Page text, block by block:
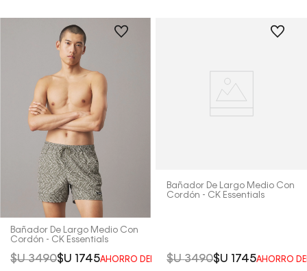
Bañador De Largo Medio Con
Cordón - CK Essentials
$U 3490$U 1745AHORRO DEL 50%
Bañador De Largo Medio Con
Cordón - CK Essentials
$U 3490$U 1745AHORRO